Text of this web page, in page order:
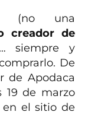
(no una
creador de
siempre y
De
de Apodaca
19 de marzo
en el sitio de